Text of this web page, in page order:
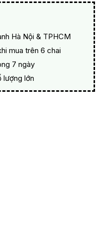
Hà Nội & TPHCM
mua trên 6 chai
7 ngày
lượng lớn